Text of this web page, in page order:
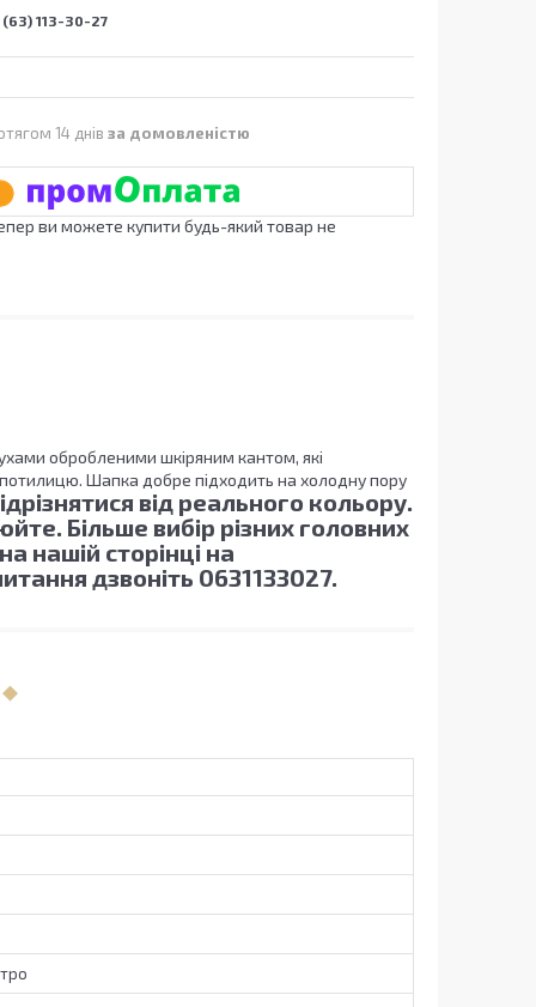
113-30-27
14 днів за домовленістю
ви можете купити будь-який товар не
обробленими шкіряним кантом, які
Шапка добре підходить на холодну пору
від реального кольору.
Більше вибір різних головних
нашій сторінці на
дзвоніть 0631133027.